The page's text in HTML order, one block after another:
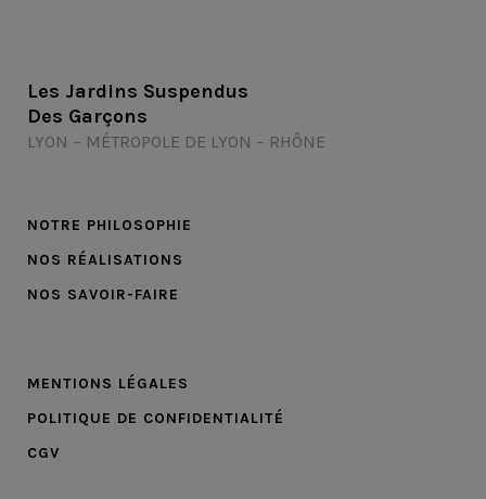
Les Jardins Suspendus
Des Garçons
LYON – MÉTROPOLE DE LYON – RHÔNE
NOTRE PHILOSOPHIE
NOS RÉALISATIONS
NOS SAVOIR-FAIRE
MENTIONS LÉGALES
POLITIQUE DE CONFIDENTIALITÉ
CGV